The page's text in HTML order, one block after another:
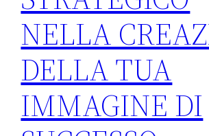
NELLA
DELLA TUA
IMMAGINE DI